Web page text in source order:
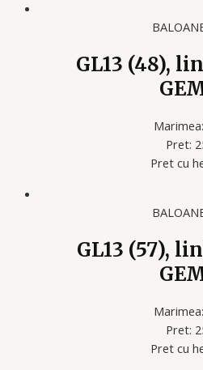
GL13 (48),
Pret:
Pret cu
GL13 (57),
Pret:
Pret cu